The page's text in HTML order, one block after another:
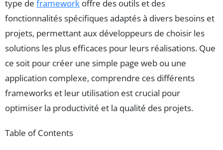
type de framework offre des outils et des
fonctionnalités spécifiques adaptés à divers besoins et
projets, permettant aux développeurs de choisir les
solutions les plus efficaces pour leurs réalisations. Que
ce soit pour créer une simple page web ou une
application complexe, comprendre ces différents
frameworks et leur utilisation est crucial pour
optimiser la productivité et la qualité des projets.
Table of Contents